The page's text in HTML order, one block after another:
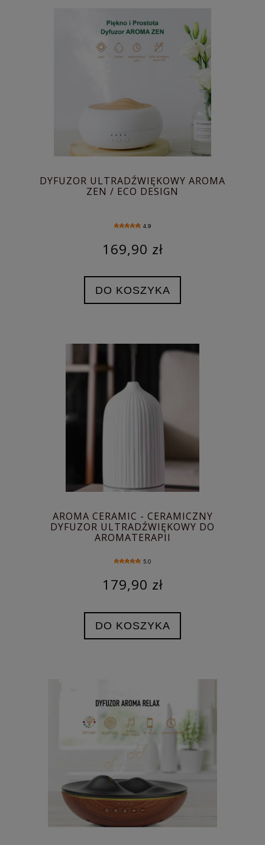
DYFUZOR ULTRADŹWIĘKOWY AROMA
ZEN / ECO DESIGN
4.9
169,90 zł
DO KOSZYKA
AROMA CERAMIC - CERAMICZNY
DYFUZOR ULTRADŹWIĘKOWY DO
AROMATERAPII
5.0
179,90 zł
DO KOSZYKA